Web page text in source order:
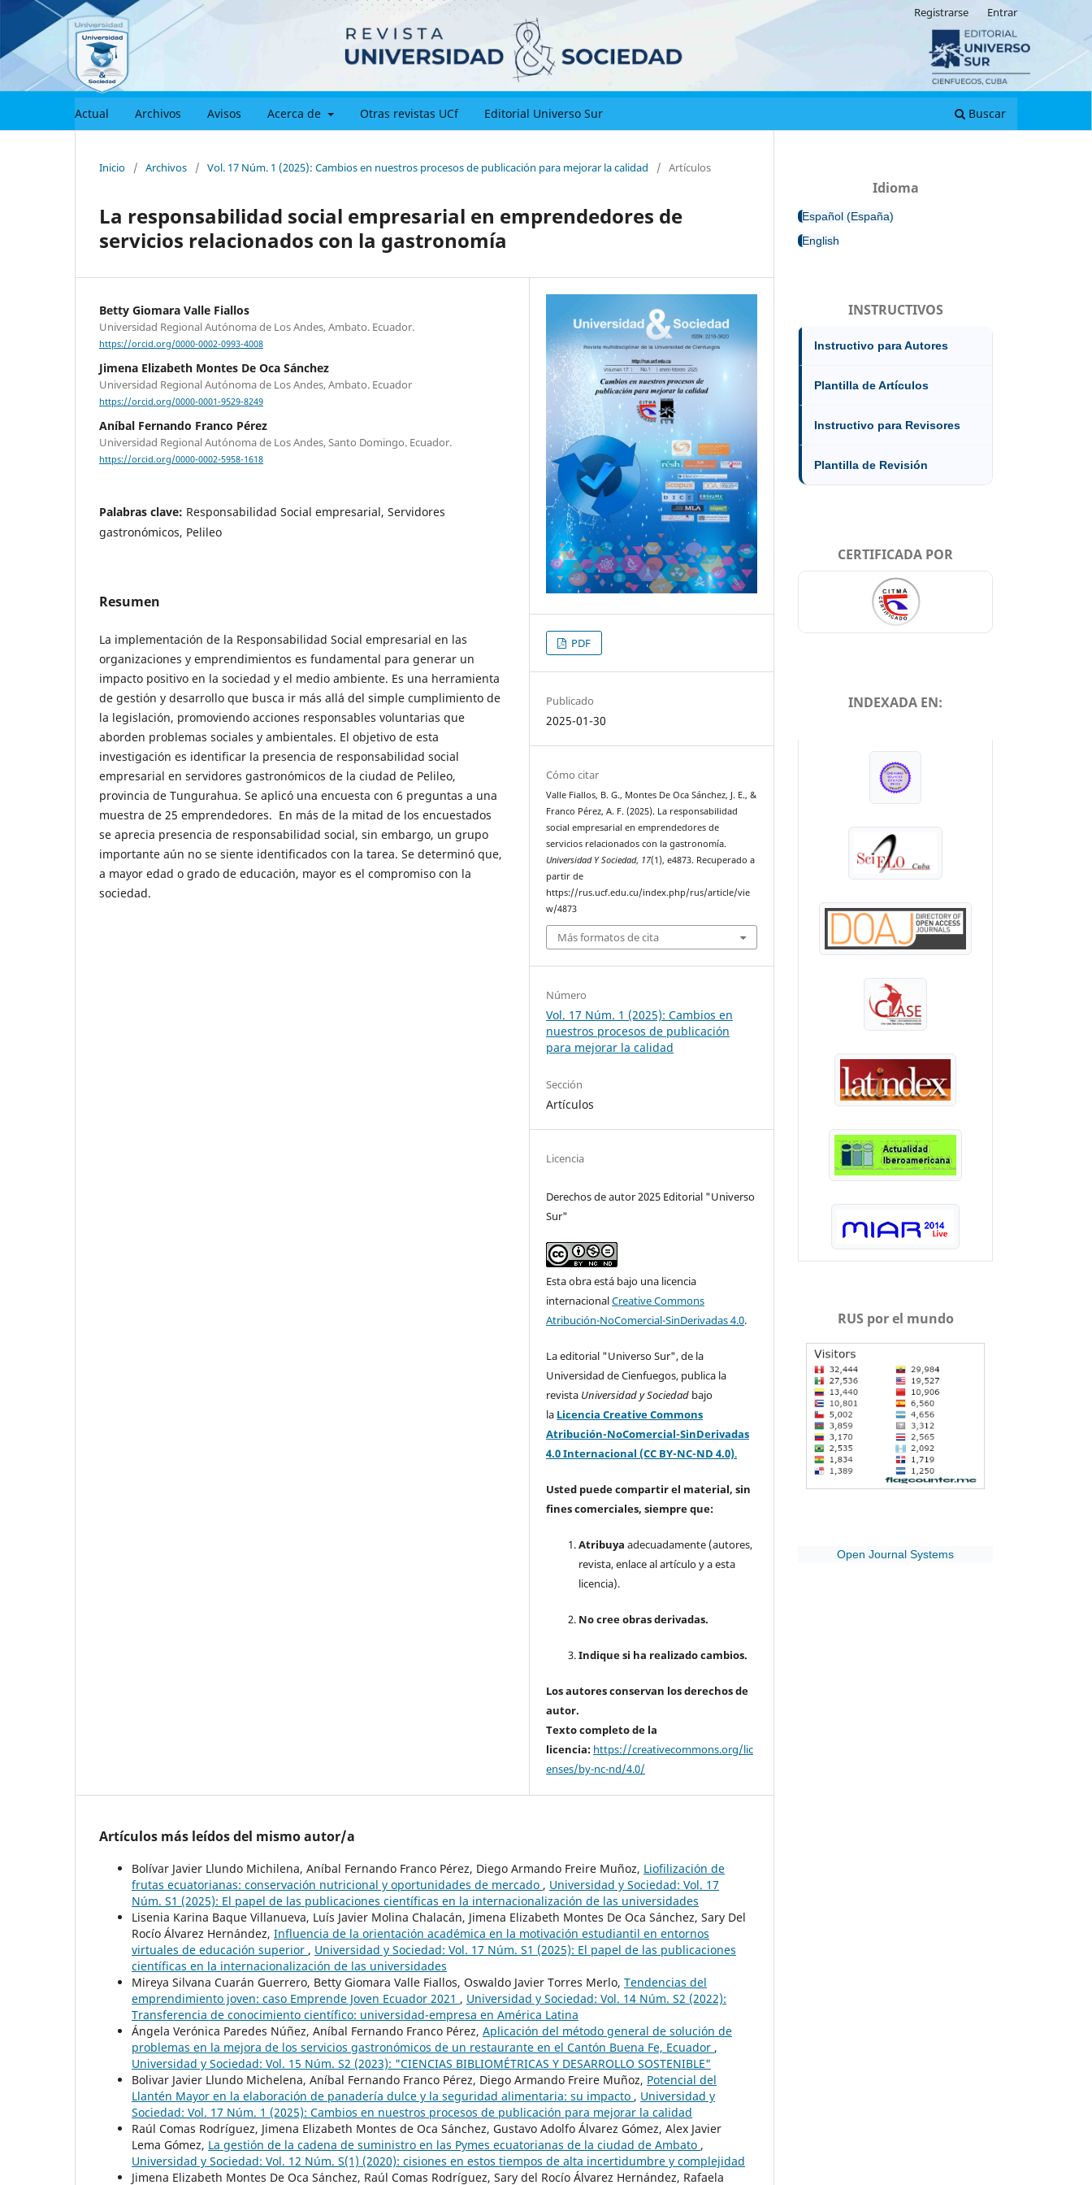
Actual Archivos Avisos Acerca de Otras revistas UCf Editorial Universo Sur Buscar
Registrarse Entrar
Inicio / Archivos / Vol. 17 Núm. 1 (2025): Cambios en nuestros procesos de publicación para mejorar la calidad / Artículos
La responsabilidad social empresarial en emprendedores de
servicios relacionados con la gastronomía
Betty Giomara Valle Fiallos
Universidad Regional Autónoma de Los Andes, Ambato. Ecuador.
https://orcid.org/0000-0002-0993-4008
Jimena Elizabeth Montes De Oca Sánchez
Universidad Regional Autónoma de Los Andes, Ambato. Ecuador
https://orcid.org/0000-0001-9529-8249
Aníbal Fernando Franco Pérez
Universidad Regional Autónoma de Los Andes, Santo Domingo. Ecuador.
https://orcid.org/0000-0002-5958-1618
Palabras clave: Responsabilidad Social empresarial, Servidores
gastronómicos, Pelileo
Resumen
La implementación de la Responsabilidad Social empresarial en las
organizaciones y emprendimientos es fundamental para generar un
impacto positivo en la sociedad y el medio ambiente. Es una herramienta
de gestión y desarrollo que busca ir más allá del simple cumplimiento de
la legislación, promoviendo acciones responsables voluntarias que
aborden problemas sociales y ambientales. El objetivo de esta
investigación es identificar la presencia de responsabilidad social
empresarial en servidores gastronómicos de la ciudad de Pelileo,
provincia de Tungurahua. Se aplicó una encuesta con 6 preguntas a una
muestra de 25 emprendedores. En más de la mitad de los encuestados
se aprecia presencia de responsabilidad social, sin embargo, un grupo
importante aún no se siente identificados con la tarea. Se determinó que,
a mayor edad o grado de educación, mayor es el compromiso con la
sociedad.
PDF
Publicado
2025-01-30
Cómo citar
Valle Fiallos, B. G., Montes De Oca Sánchez, J. E., &
Franco Pérez, A. F. (2025). La responsabilidad
social empresarial en emprendedores de
servicios relacionados con la gastronomía.
Universidad Y Sociedad, 17(1), e4873. Recuperado a
partir de
https://rus.ucf.edu.cu/index.php/rus/article/vie
w/4873
Más formatos de cita
Número
Vol. 17 Núm. 1 (2025): Cambios en
nuestros procesos de publicación
para mejorar la calidad
Sección
Artículos
Licencia
Derechos de autor 2025 Editorial "Universo
Sur"
Esta obra está bajo una licencia
internacionalCreative Commons
Atribución-NoComercial-SinDerivadas 4.0.
La editorial "Universo Sur", de la
Universidad de Cienfuegos, publica la
revista Universidad y Sociedad bajo
la Licencia Creative Commons
Atribución-NoComercial-SinDerivadas
4.0 Internacional (CC BY-NC-ND 4.0).
Usted puede compartir el material, sin
fines comerciales, siempre que:
Atribuya adecuadamente (autores,
revista, enlace al artículo y a esta
licencia).
No cree obras derivadas.
Indique si ha realizado cambios.
Los autores conservan los derechos de
autor.
Texto completo de la
licencia: https://creativecommons.org/lic
enses/by-nc-nd/4.0/
Artículos más leídos del mismo autor/a
Bolívar Javier Llundo Michilena, Aníbal Fernando Franco Pérez, Diego Armando Freire Muñoz, Liofilización de
frutas ecuatorianas: conservación nutricional y oportunidades de mercado , Universidad y Sociedad: Vol. 17
Núm. S1 (2025): El papel de las publicaciones científicas en la internacionalización de las universidades
Lisenia Karina Baque Villanueva, Luís Javier Molina Chalacán, Jimena Elizabeth Montes De Oca Sánchez, Sary Del
Rocío Álvarez Hernández, Influencia de la orientación académica en la motivación estudiantil en entornos
virtuales de educación superior , Universidad y Sociedad: Vol. 17 Núm. S1 (2025): El papel de las publicaciones
científicas en la internacionalización de las universidades
Mireya Silvana Cuarán Guerrero, Betty Giomara Valle Fiallos, Oswaldo Javier Torres Merlo, Tendencias del
emprendimiento joven: caso Emprende Joven Ecuador 2021 , Universidad y Sociedad: Vol. 14 Núm. S2 (2022):
Transferencia de conocimiento científico: universidad-empresa en América Latina
Ángela Verónica Paredes Núñez, Aníbal Fernando Franco Pérez, Aplicación del método general de solución de
problemas en la mejora de los servicios gastronómicos de un restaurante en el Cantón Buena Fe, Ecuador ,
Universidad y Sociedad: Vol. 15 Núm. S2 (2023): "CIENCIAS BIBLIOMÉTRICAS Y DESARROLLO SOSTENIBLE"
Bolivar Javier Llundo Michelena, Aníbal Fernando Franco Pérez, Diego Armando Freire Muñoz, Potencial del
Llantén Mayor en la elaboración de panadería dulce y la seguridad alimentaria: su impacto , Universidad y
Sociedad: Vol. 17 Núm. 1 (2025): Cambios en nuestros procesos de publicación para mejorar la calidad
Raúl Comas Rodríguez, Jimena Elizabeth Montes de Oca Sánchez, Gustavo Adolfo Álvarez Gómez, Alex Javier
Lema Gómez, La gestión de la cadena de suministro en las Pymes ecuatorianas de la ciudad de Ambato ,
Universidad y Sociedad: Vol. 12 Núm. S(1) (2020): cisiones en estos tiempos de alta incertidumbre y complejidad
Jimena Elizabeth Montes De Oca Sánchez, Raúl Comas Rodríguez, Sary del Rocío Álvarez Hernández, Rafaela
Idioma
Español (España)
English
INSTRUCTIVOS
Instructivo para Autores
Plantilla de Artículos
Instructivo para Revisores
Plantilla de Revisión
CERTIFICADA POR
INDEXADA EN:
RUS por el mundo
Open Journal Systems